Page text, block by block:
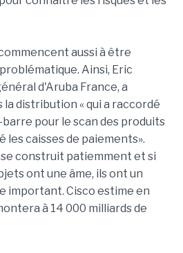
aussi à être
Ainsi, Eric
d'Aruba France, a
la distribution « qui a raccordé
pour le scan des produits
les caisses de paiements».
construit patiemment et si
ont une âme, ils ont un
important. Cisco estime en
à 14 000 milliards de